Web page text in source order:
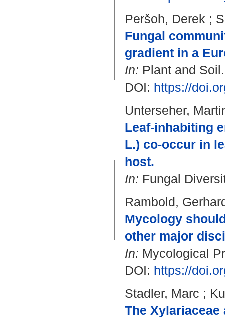
Peršoh, Derek ;
Fungal
gradient in a
In: Plant and
DOI: https://
Unterseher,
Leaf-inhabiting
L.) co-occur in
host.
In: Fungal
Rambold,
Mycology
other major
In: Mycological
DOI: https://
Stadler, Marc ;
The